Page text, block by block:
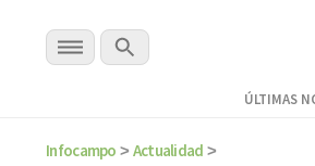
ÚLTIMAS
Infocampo > Actualidad >